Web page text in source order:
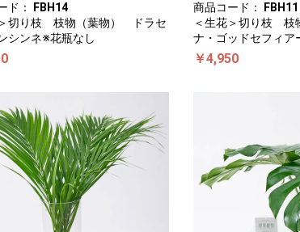
ド：
FBH14
切り枝 枝物（葉物） ドラセ
シンネ※花瓶なし
商品コード：
FBH11
＜生花＞切り枝
ナ・ゴッドセフィア
￥4,950